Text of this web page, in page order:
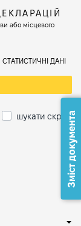
або місцевого
СТАТИСТИЧНІ ДАНІ
шукати скрізьЗміст документа